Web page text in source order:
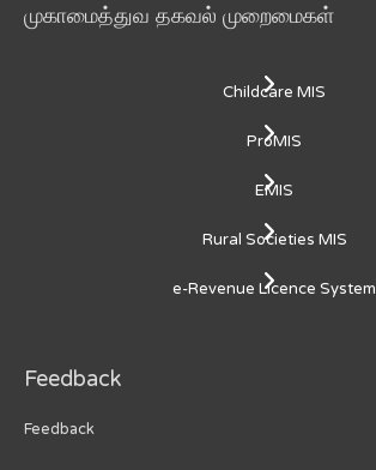
முகாமைத்துவ தகவல் முறைமைகள்
Childcare MIS
ProMIS
EMIS
Rural Societies MIS
e-Revenue Licence System
Feedback
Feedback